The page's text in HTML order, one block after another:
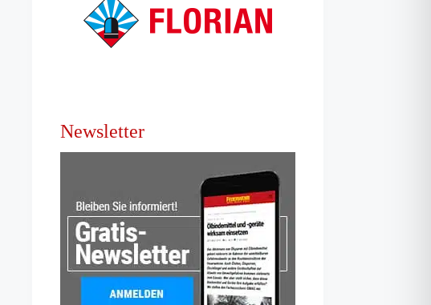
Newsletter